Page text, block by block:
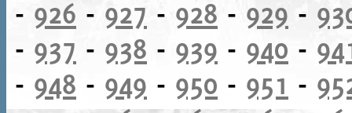
- 926 - 927 - 928 - 929 -
- 937 - 938 - 939 - 940 -
- 948 - 949 - 950 - 951 -